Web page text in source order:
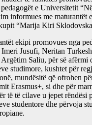
e Universitetit
informues me maturantët
“Marija Kiri
ekipi promovues nga
Jusufi, Neritan
Saliu, për së afërmi
studimore, kushtet për
mundësitë që ofrohen
Erasmus+, si dhe për
të të cilave u jepet rëndësi
studentore dhe përvoja